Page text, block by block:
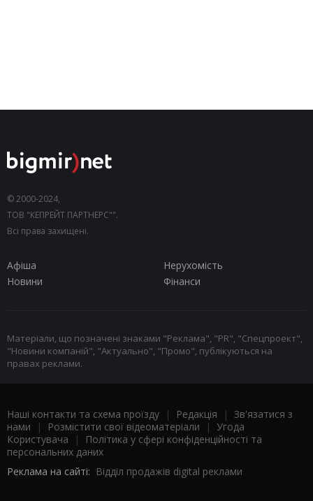
© 2000-2024,
ТОВ "КЕПРЕЙТ ПАРТНЕРС"".
Всі права захищені.
Афіша
Нерухомість
Новини
Фінанси
Матеріали, що позначені знаками "Реклама", "PR", "Спецпроект",
"Новини компаній", "Актуально", "Промо", публікуються на
правах реклами.
Наші контакти та схема проїзду | Редакція | Зв'язатися з
нами | Розмістити свої відеоматеріали | Угода
Користувача |
Політика у сфері конфіденційності та
персональних даних
Реклама на сайті: Відділ продажів digital реклами